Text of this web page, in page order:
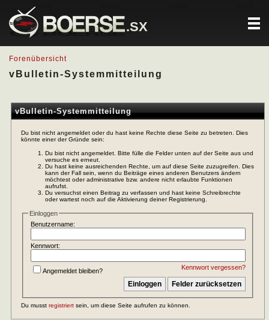
.SX
Forenübersicht
vBulletin-Systemmitteilung
vBulletin-Systemmitteilung
Du bist nicht angemeldet oder du hast keine Rechte diese Seite zu betreten. Dies
könnte einer der Gründe sein:
Du bist nicht angemeldet. Bitte fülle die Felder unten auf der Seite aus und
versuche es erneut.
Du hast keine ausreichenden Rechte, um auf diese Seite zuzugreifen. Dies
kann der Fall sein, wenn du Beiträge eines anderen Benutzers ändern
möchtest oder administrative bzw. andere nicht erlaubte Funktionen
aufrufst.
Du versuchst einen Beitrag zu verfassen und hast keine Schreibrechte
oder wartest noch auf die Aktivierung deiner Registrierung.
Einloggen
Benutzername:
Kennwort:
Kennwort vergessen?
Angemeldet bleiben?
Du musst registriert sein, um diese Seite aufrufen zu können.